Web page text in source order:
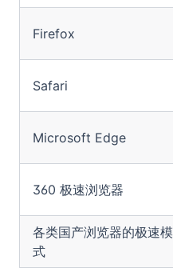
Firefox
Safari
Microsoft Edge
360 极速浏览器
各类国产浏览器的极速模
式